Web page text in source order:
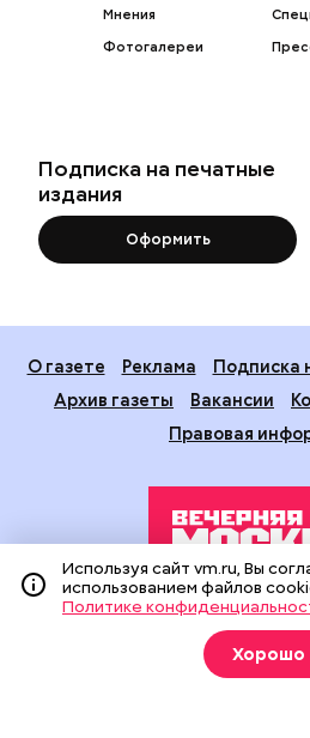
Мнения
Фотогалереи
Подписка на печатные
издания
Оформить
О газете Реклама
Подписка
Архив газеты
Вакансии
Правовая
Издание создано при финансовой
средств массовой информации и
На сайте применяются
(информационные технологии
Используя сайт vm.ru, Вы
использованием файлов
Политике
Хорошо